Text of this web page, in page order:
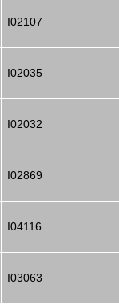
I02107
I02035
I02032
I02869
I04116
I03063